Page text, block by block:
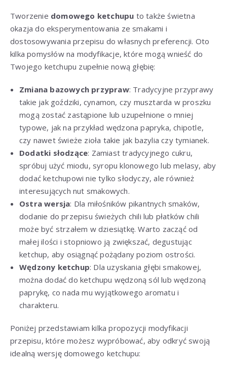
Tworzenie domowego ketchupu to także świetna
okazja do eksperymentowania ze smakami i
dostosowywania przepisu do własnych preferencji. Oto
kilka pomysłów na modyfikacje, które mogą wnieść do
Twojego ketchupu zupełnie nową głębię:
Zmiana bazowych przypraw: Tradycyjne przyprawy
takie jak goździki, cynamon, czy musztarda w proszku
mogą zostać zastąpione lub uzupełnione o mniej
typowe, jak na przykład wędzona papryka, chipotle,
czy nawet świeże zioła takie jak bazylia czy tymianek.
Dodatki słodzące: Zamiast tradycyjnego cukru,
spróbuj użyć miodu, syropu klonowego lub melasy, aby
dodać ketchupowi nie tylko słodyczy, ale również
interesujących nut smakowych.
Ostra wersja: Dla miłośników pikantnych smaków,
dodanie do przepisu świeżych chili lub płatków chili
może być strzałem w dziesiątkę. Warto zacząć od
małej ilości i stopniowo ją zwiększać, degustując
ketchup, aby osiągnąć pożądany poziom ostrości.
Wędzony ketchup: Dla uzyskania głębi smakowej,
można dodać do ketchupu wędzoną sól lub wędzoną
paprykę, co nada mu wyjątkowego aromatu i
charakteru.
Poniżej przedstawiam kilka propozycji modyfikacji
przepisu, które możesz wypróbować, aby odkryć swoją
idealną wersję domowego ketchupu: